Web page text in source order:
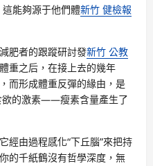
能夠源于他們體新竹 健檢報
肥者的跟蹤研討發新竹 公教
重之后，在接上去的幾年
而形成體重反彈的緣由，是
欲的激素——瘦素含量產生了
經由過程感化“下丘腦”來把持
的千紙鶴沒有哲學深度，無